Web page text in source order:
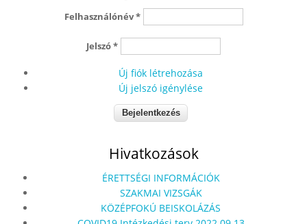
Felhasználónév*
Jelszó*
Új fiók létrehozása
Új jelszó igénylése
Hivatkozások
ÉRETTSÉGI INFORMÁCIÓK
SZAKMAI VIZSGÁK
KÖZÉPFOKÚ BEISKOLÁZÁS